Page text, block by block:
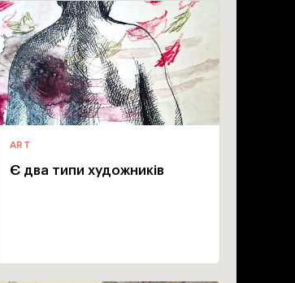
ART
Є два типи художників